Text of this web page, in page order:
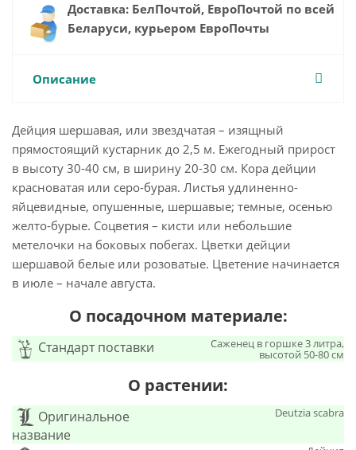
Доставка: БелПочтой, ЕвроПочтой по всей
Беларуси, курьером ЕвроПочты
Описание
Дейция шершавая, или звездчатая – изящный
прямостоящий кустарник до 2,5 м. Ежегодный прирост
в высоту 30-40 см, в ширину 20-30 см. Кора дейции
красноватая или серо-бурая. Листья удлиненно-
яйцевидные, опушенные, шершавые; темные, осенью
желто-бурые. Соцветия – кисти или небольшие
метелочки на боковых побегах. Цветки дейции
шершавой белые или розоватые. Цветение начинается
в июле – начале августа.
О посадочном материале:
Стандарт поставки Саженец в горшке 3 литра,
высотой 50-80 см
О растении:
Оригинальное
название
Deutzia scabra